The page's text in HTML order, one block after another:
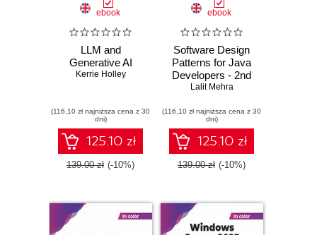
ebook
LLM and
Generative AI
Kerrie Holley
(116,10 zł najniższa cena z 30
dni)
125.10 zł
139.00 zł (-10%)
ebook
Software Design
Patterns for Java
Developers - 2nd
Edition
Lalit Mehra
(116,10 zł najniższa cena z 30
dni)
125.10 zł
139.00 zł (-10%)